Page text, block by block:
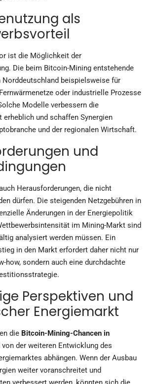
als
ist die Möglichkeit der
Die beim Bitcoin-Mining entstehende
Norddeutschland beispielsweise für
oder industrielle Prozesse
Modelle verbessern die
und schaffen Synergien
und der regionalen Wirtschaft.
und
Herausforderungen, die nicht
dürfen. Die steigenden Netzgebühren in
Änderungen in der Energiepolitik
im Mining-Markt sind
analysiert werden müssen. Ein
in den Markt erfordert daher nicht nur
how, sondern auch eine durchdachte
Perspektiven und
Energiemarkt
die Bitcoin-Mining-Chancen in
von der weiteren Entwicklung des
abhängen. Wenn der Ausbau
weiter voranschreitet und